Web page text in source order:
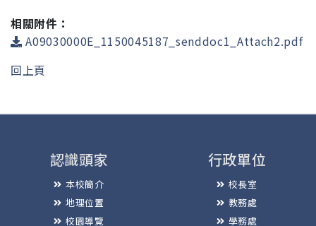
相關附件：
A09030000E_1150045187_senddoc1_Attach2.pdf
回上頁
認識頭家
本校簡介
地理位置
校園導覽
行政單位
校長室
教務處
學務處